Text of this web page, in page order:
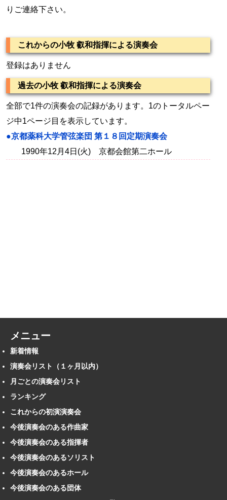
りご連絡下さい。
これからの小牧 叡和指揮による演奏会
登録はありません
過去の小牧 叡和指揮による演奏会
全部で1件の演奏会の記録があります。1のトータルペー
ジ中1ページ目を表示しています。
●京都薬科大学管弦楽団 第１８回定期演奏会
1990年12月4日(火) 京都会館第二ホール
メニュー
新着情報
演奏会リスト（１ヶ月以内）
月ごとの演奏会リスト
ランキング
これからの初演演奏会
今後演奏会のある作曲家
今後演奏会のある指揮者
今後演奏会のあるソリスト
今後演奏会のあるホール
今後演奏会のある団体